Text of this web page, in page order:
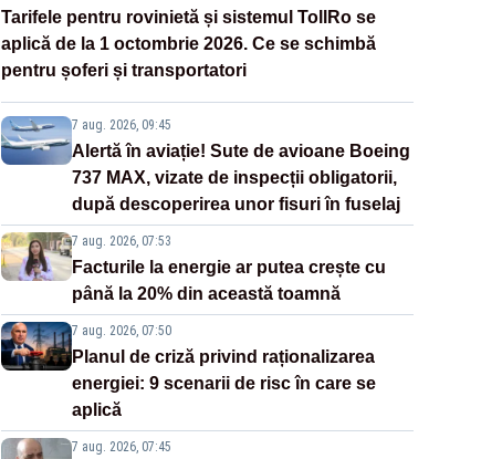
Tarifele pentru rovinietă și sistemul TollRo se
aplică de la 1 octombrie 2026. Ce se schimbă
pentru șoferi și transportatori
7 aug. 2026, 09:45
Alertă în aviație! Sute de avioane Boeing
737 MAX, vizate de inspecții obligatorii,
după descoperirea unor fisuri în fuselaj
7 aug. 2026, 07:53
Facturile la energie ar putea crește cu
până la 20% din această toamnă
7 aug. 2026, 07:50
Planul de criză privind raționalizarea
energiei: 9 scenarii de risc în care se
aplică
7 aug. 2026, 07:45